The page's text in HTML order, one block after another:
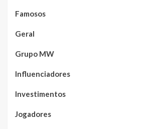
Famosos
Geral
Grupo MW
Influenciadores
Investimentos
Jogadores